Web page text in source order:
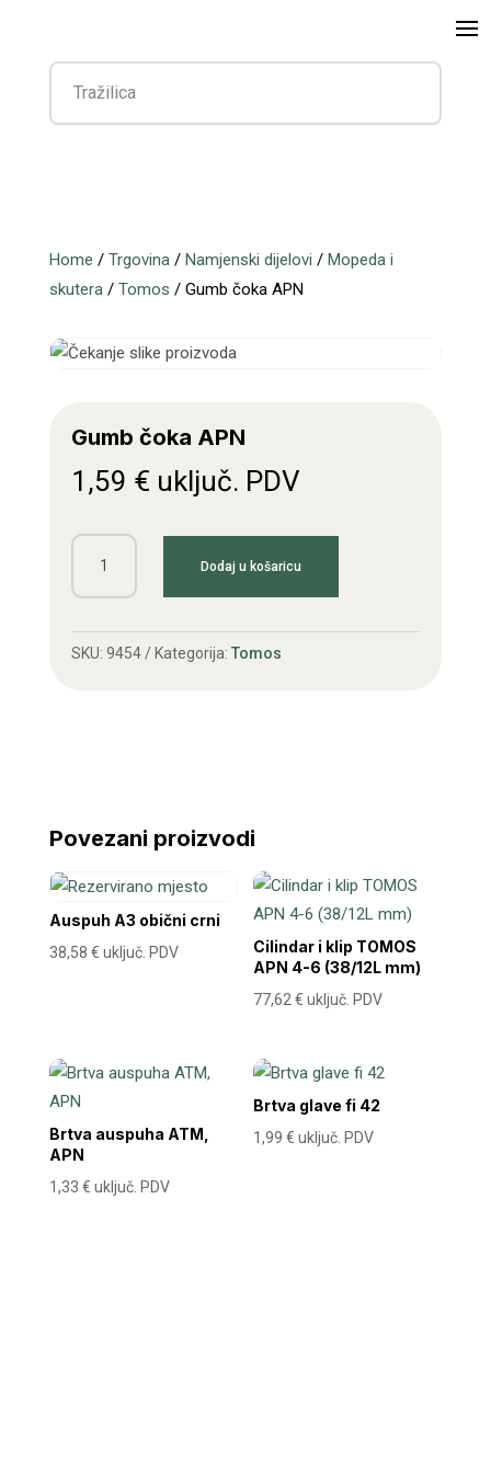
Home / Trgovina/ Namjenski dijelovi / Mopeda i
skutera/ Tomos / Gumb čoka APN
Gumb čoka APN
1,59 € uključ. PDV
Gumb
čoka
količina
Dodaj u košaricu
SKU: 9454 Kategorija: Tomos
Povezani proizvodi
Auspuh A3 obični crni
38,58 € uključ. PDV
Cilindar i klip TOMOS
APN 4-6 (38/12L mm)
77,62€ uključ. PDV
Brtva auspuha ATM,
APN
1,33 € uključ. PDV
Brtva glave fi 42
1,99€ uključ. PDV